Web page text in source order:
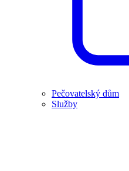
Pečovatelský dům
Služby